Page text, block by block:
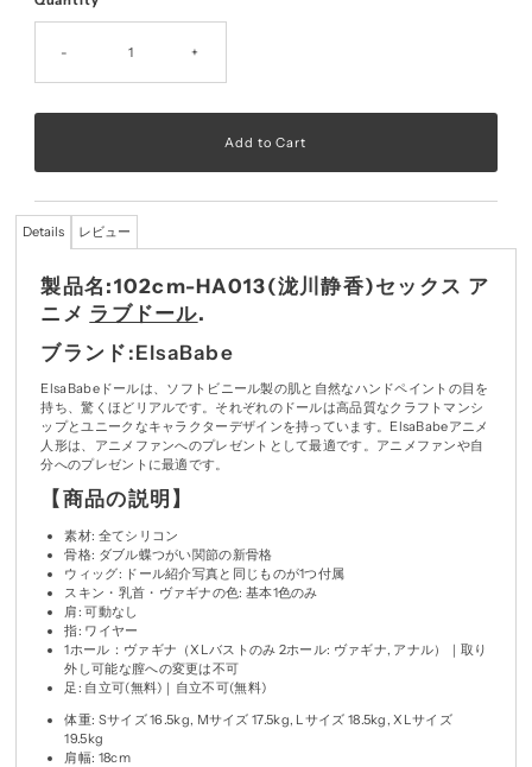
- +
Details レビュー
製品名:102cm-HA013(泷川静香)セックス ア
ニメ ラブドール.
ブランド:ElsaBabe
ElsaBabeドールは、ソフトビニール製の肌と自然なハンドペイントの目を
持ち、驚くほどリアルです。それぞれのドールは高品質なクラフトマンシ
ップとユニークなキャラクターデザインを持っています。ElsaBabeアニメ
人形は、アニメファンへのプレゼントとして最適です。アニメファンや自
分へのプレゼントに最適です。
【商品の説明】
素材: 全てシリコン
骨格: ダブル蝶つがい関節の新骨格
ウィッグ: ドール紹介写真と同じものが1つ付属
スキン・乳首・ヴァギナの色: 基本1色のみ
肩: 可動なし
指: ワイヤー
1ホール：ヴァギナ（XLバストのみ 2ホール: ヴァギナ, アナル）｜取り
外し可能な膣への変更は不可
足: 自立可(無料)｜自立不可(無料)
体重: Sサイズ 16.5kg, Mサイズ 17.5kg, Lサイズ 18.5kg, XLサイズ
19.5kg
肩幅: 18cm